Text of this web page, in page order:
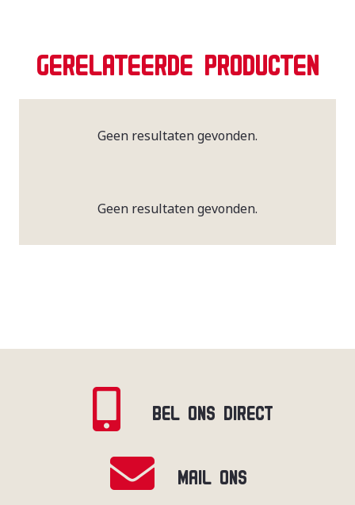
GERELATEERDE PRODUCTEN
Geen resultaten gevonden.
Geen resultaten gevonden.
BEL ONS DIRECT
MAIL ONS